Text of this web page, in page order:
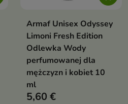
Armaf Unisex Odyssey
Limoni Fresh Edition
Odlewka Wody
perfumowanej dla
mężczyzn i kobiet 10
ml
5,60 €